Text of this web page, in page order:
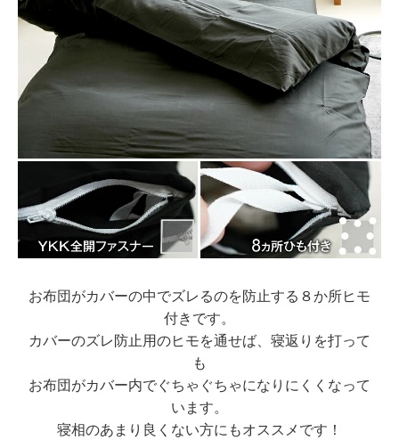
お布団がカバーの中でズレるのを防止する８か所ヒモ
付きです。
カバーのズレ防止用のヒモを通せば、寝返りを打って
も
お布団がカバー内でぐちゃぐちゃになりにくくなって
います。
寝相のあまり良くない方にもオススメです！